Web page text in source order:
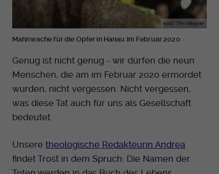
epd/ Tim Wegner
Mahnwache für die Opfer in Hanau im Februar 2020
Genug ist nicht genug - wir dürfen die neun
Menschen, die am im Februar 2020 ermordet
wurden, nicht vergessen. Nicht vergessen,
was diese Tat auch für uns als Gesellschaft
bedeutet.
Unsere theologische Redakteurin Andrea
findet Trost in dem Spruch: Die Namen der